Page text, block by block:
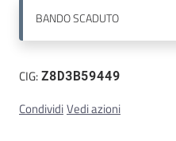
BANDOSCADUTO
CIG:Z8D3B59449
CondividiVedi azioni